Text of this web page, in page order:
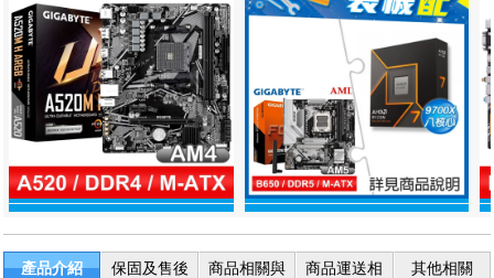
產品介紹
保固及售後
商品相關與
商品運送相
其他相關